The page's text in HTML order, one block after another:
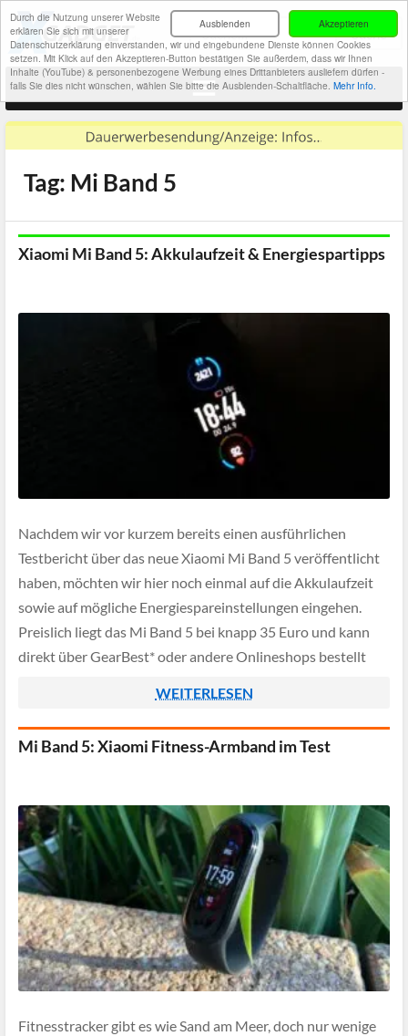
Akzeptieren
Ausblenden
Durch die Nutzung unserer Website
erklären Sie sich mit unserer
Datenschutzerklärung einverstanden, wir und eingebundene Dienste können Cookies
setzen. Mit Klick auf den Akzeptieren-Button bestätigen Sie außerdem, dass wir Ihnen
Inhalte (YouTube) & personenbezogene Werbung eines Drittanbieters ausliefern dürfen -
falls Sie dies nicht wünschen, wählen Sie bitte die Ausblenden-Schaltfläche. Mehr Info.
Tag: Mi Band 5
Xiaomi Mi Band 5: Akkulaufzeit & Energiespartipps
Nachdem wir vor kurzem bereits einen ausführlichen
Testbericht über das neue Xiaomi Mi Band 5 veröffentlicht
haben, möchten wir hier noch einmal auf die Akkulaufzeit
sowie auf mögliche Energiespareinstellungen eingehen.
Preislich liegt das Mi Band 5 bei knapp 35 Euro und kann
direkt über GearBest* oder andere Onlineshops bestellt
WEITERLESEN
Mi Band 5: Xiaomi Fitness-Armband im Test
Fitnesstracker gibt es wie Sand am Meer, doch nur wenige